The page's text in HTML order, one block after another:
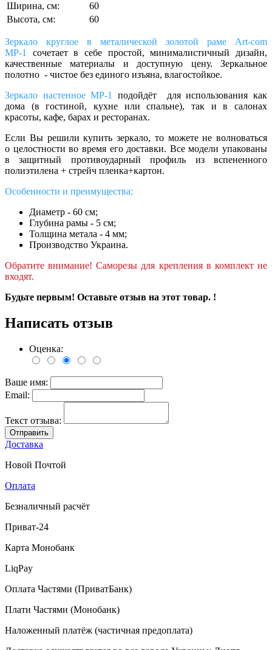
Ширина, см:
60
Высота, см:
60
Зеркало круглое в металической золотой раме Art-com
МР-1 сочетает в себе простой, минималистичный дизайн,
качественные материалы и доступную цену. Зеркальное
полотно - чистое без единого изъяна, влагостойкое.
Зеркало настенное МР-1 подойдёт для использования как
дома (в гостиной, кухне или спальне), так и в салонах
красоты, кафе, барах и ресторанах.
Если Вы решили купить зеркало, то можете не волноваться
о целостности во время его доставки. Все модели упакованы
в защитный противоударный профиль из вспененного
полиэтилена + стрейч пленка+картон.
Особенности и преимущества:
Диаметр - 60 см;
Глубина рамы - 5 см;
Толщина метала - 4 мм;
Производство Украина.
Обратите внимание! Саморезы для крепления в комплект не
входят.
Будьте первым! Оставьте отзыв на этот товар. !
Написать отзыв
Оценка:
Ваше имя:
Email:
Текст отзыва:
Отправить
Доставка
Новой Почтой
Оплата
Безналичный расчёт
Приват-24
Карта Монобанк
LiqPay
Оплата Частями (ПриватБанк)
Плати Частями (Монобанк)
Наложенный платёж (частичная предоплата)